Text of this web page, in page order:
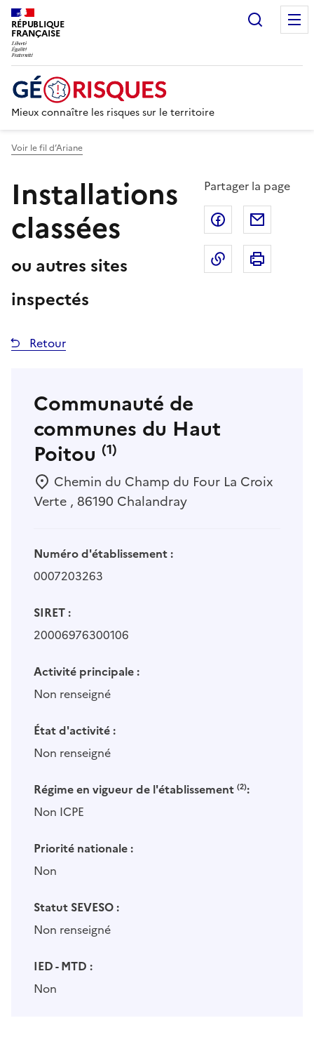
RÉPUBLIQUE
FRANÇAISE
Mieux connaître les risques sur le territoire
Voir le fil d’Ariane
Installations
classées
ou autres sites
inspectés
Partager la page
Partager sur
Copier dans
Retour
Communauté de
communes du Haut
Poitou (1)
Chemin du Champ du Four La Croix
Verte , 86190 Chalandray
Numéro d'établissement :
0007203263
SIRET :
20006976300106
Activité principale :
Non renseigné
État d'activité :
Non renseigné
Régime en vigueur de l'établissement (2):
Non ICPE
Priorité nationale :
Non
Statut SEVESO :
Non renseigné
IED - MTD :
Non